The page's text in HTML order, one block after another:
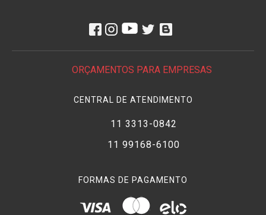
ORÇAMENTOS PARA EMPRESAS
CENTRAL DE ATENDIMENTO
11 3313-0842
11 99168-6100
FORMAS DE PAGAMENTO